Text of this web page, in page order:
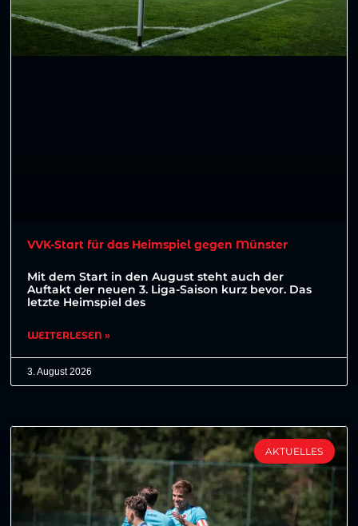
VVK-Start für das Heimspiel gegen Münster
Mit dem Start in den August steht auch der
Auftakt der neuen 3. Liga-Saison kurz bevor. Das
letzte Heimspiel des
WEITERLESEN »
3. August 2026
AKTUELLES